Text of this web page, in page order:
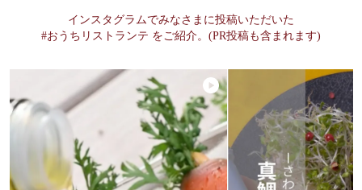
インスタグラムでみなさまに投稿いただいた
#おうちリストランテ をご紹介。(PR投稿も含まれます)